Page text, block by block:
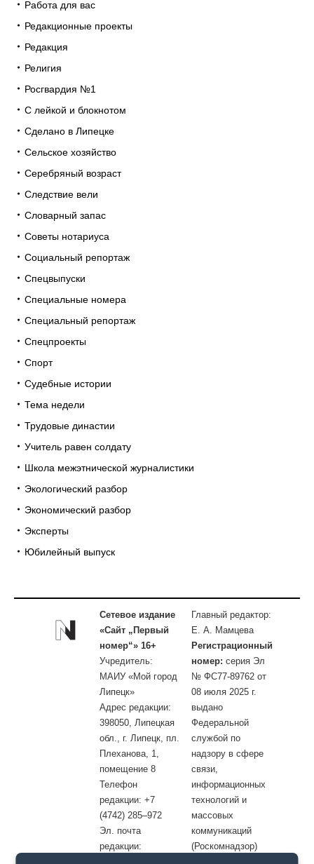
Работа для вас
Редакционные проекты
Редакция
Религия
Росгвардия №1
С лейкой и блокнотом
Сделано в Липецке
Сельское хозяйство
Серебряный возраст
Следствие вели
Словарный запас
Советы нотариуса
Социальный репортаж
Спецвыпуски
Специальные номера
Специальный репортаж
Спецпроекты
Спорт
Судебные истории
Тема недели
Трудовые династии
Учитель равен солдату
Школа межэтнической журналистики
Экологический разбор
Экономический разбор
Эксперты
Юбилейный выпуск
Сетевое издание
«Сайт „Первый
номер“» 16+
Учредитель:
МАИУ «Мой город
Липецк»
Адрес редакции:
398050, Липецкая
обл., г. Липецк, пл.
Плеханова, 1,
помещение 8
Телефон
редакции: +7
(4742) 285–972
Эл. почта
редакции:
Главный редактор:
Е. А. Мамцева
Регистрационный
номер: серия Эл
№ ФС77-89762 от
08 июля 2025 г.
выдано
Федеральной
службой по
надзору в сфере
связи,
информационных
технологий и
массовых
коммуникаций
(Роскомнадзор)